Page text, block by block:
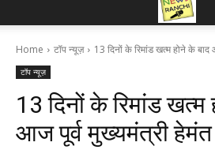
Home टॉप न्यूज़ 13 दिनों के रिमांड खत्म होने के
टॉप न्यूज़
13 दिनों के रिमांड खत्म
आज पूर्व मुख्यमंत्री